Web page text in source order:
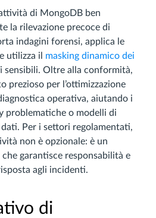
di MongoDB ben
la rilevazione precoce di
indagini forensi, applica le
e utilizza il masking dinamico dei
sensibili. Oltre alla conformità,
prezioso per l’ottimizzazione
operativa, aiutando i
problematiche o modelli di
Per i settori regolamentati,
non è opzionale: è un
garantisce responsabilità e
agli incidenti.
di